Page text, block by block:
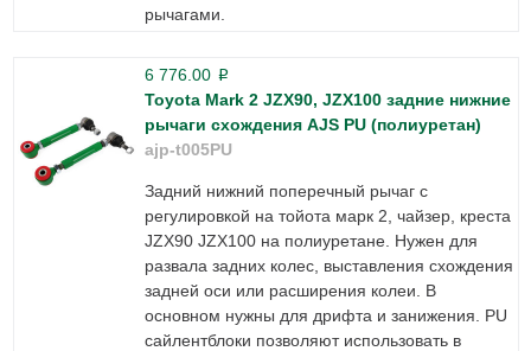
рычагами.
6 776.00 p
Toyota Mark 2 JZX90, JZX100 задние нижние
рычаги схождения AJS PU (полиуретан)
ajp-t005PU
Задний нижний поперечный рычаг с
регулировкой на тойота марк 2, чайзер, креста
JZX90 JZX100 на полиуретане. Нужен для
развала задних колес, выставления схождения
задней оси или расширения колеи. В
основном нужны для дрифта и занижения. PU
сайлентблоки позволяют использовать в